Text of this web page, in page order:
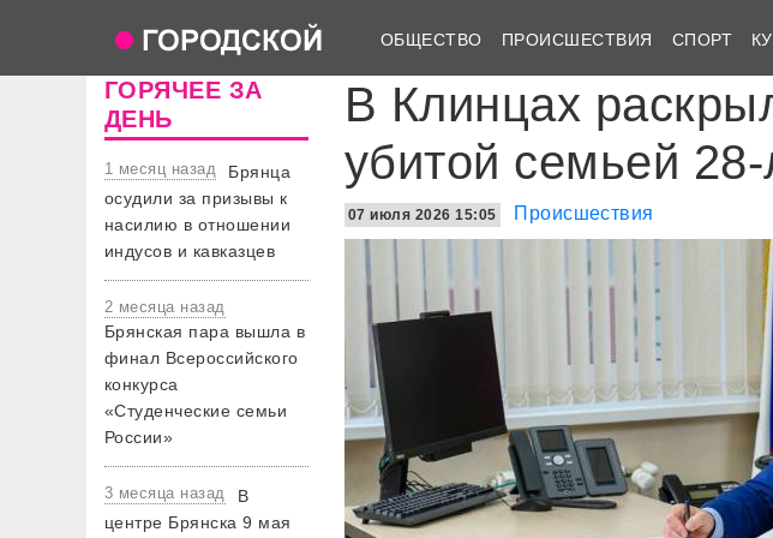
ОБЩЕСТВО ПРОИСШЕСТВИЯ СПОРТ
ГОРЯЧЕЕ ЗА
ДЕНЬ
1 месяц назад
Брянца
осудили за призывы к
насилию в отношении
индусов и кавказцев
2 месяца назад
Брянская пара вышла в
финал Всероссийского
конкурса
«Студенческие семьи
России»
3 месяца назад
В
центре Брянска 9 мая
В Клинцах
убитой семьей
07 июля 2026 15:05 Происшествия